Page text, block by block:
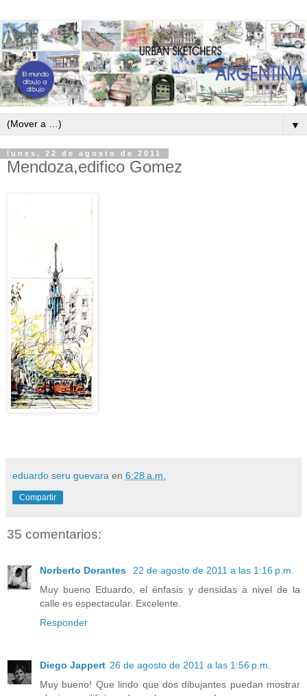
▼
lunes, 22 de agosto de 2011
Mendoza,edifico Gomez
eduardo seru guevara en 6:28 a.m.
Compartir
35 comentarios:
Norberto Dorantes
22 de agosto de 2011 a las 1:16 p.m.
Muy bueno Eduardo, el énfasis y densidas a nivel de la
calle es espectacular. Excelente.
Responder
Diego Jappert 26 de agosto de 2011 a las 1:56 p.m.
Muy bueno! Que lindo que dos dibujantes puedan mostrar